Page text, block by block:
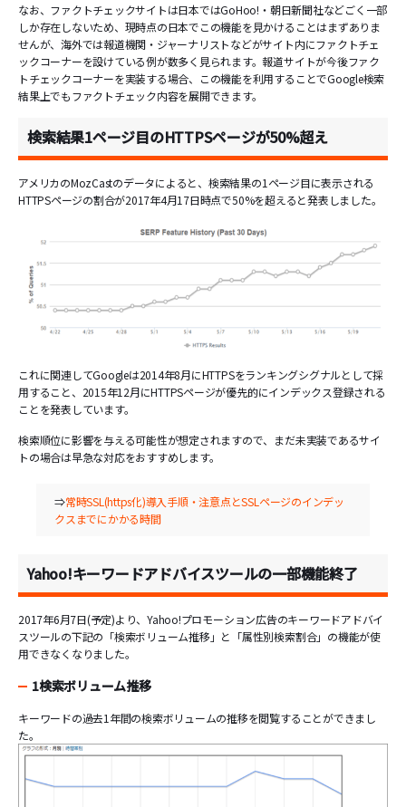
なお、ファクトチェックサイトは日本ではGoHoo!・朝日新聞社などごく一部
しか存在しないため、現時点の日本でこの機能を見かけることはまずありま
せんが、海外では報道機関・ジャーナリストなどがサイト内にファクトチェ
ックコーナーを設けている例が数多く見られます。報道サイトが今後ファク
トチェックコーナーを実装する場合、この機能を利用することでGoogle検索
結果上でもファクトチェック内容を展開できます。
検索結果1ページ目のHTTPSページが50%超え
アメリカのMozCastのデータによると、検索結果の1ページ目に表示される
HTTPSページの割合が2017年4月17日時点で50%を超えると発表しました。
これに関連してGoogleは2014年8月にHTTPSをランキングシグナルとして採
用すること、2015年12月にHTTPSページが優先的にインデックス登録される
ことを発表しています。
検索順位に影響を与える可能性が想定されますので、まだ未実装であるサイ
トの場合は早急な対応をおすすめします。
⇒常時SSL(https化)導入手順・注意点とSSLページのインデッ
クスまでにかかる時間
Yahoo!キーワードアドバイスツールの一部機能終了
2017年6月7日(予定)より、Yahoo!プロモーション広告のキーワードアドバイ
スツールの下記の「検索ボリューム推移」と「属性別検索割合」の機能が使
用できなくなりました。
1検索ボリューム推移
キーワードの過去1年間の検索ボリュームの推移を閲覧することができまし
た。